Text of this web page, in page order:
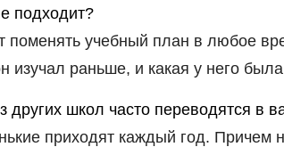
подходит?
учебный план в любое
изучал раньше, и какая у него
других школ часто переводятся в
приходят каждый год. Причем